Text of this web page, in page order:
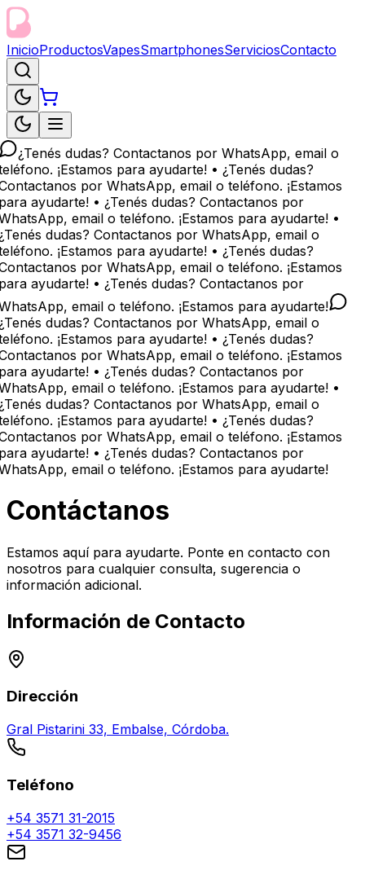
InicioProductosVapesSmartphonesServiciosContacto
¿Tenés dudas? Contactanos por WhatsApp, email o
¡Estamos para ayudarte! • ¿Tenés dudas?
por WhatsApp, email o teléfono. ¡Estamos
ayudarte! • ¿Tenés dudas? Contactanos por
email o teléfono. ¡Estamos para ayudarte! •
dudas? Contactanos por WhatsApp, email o
¡Estamos para ayudarte! • ¿Tenés dudas?
por WhatsApp, email o teléfono. ¡Estamos
ayudarte! • ¿Tenés dudas? Contactanos por
email o teléfono. ¡Estamos para ayudarte!
dudas? Contactanos por WhatsApp, email o
¡Estamos para ayudarte! • ¿Tenés dudas?
por WhatsApp, email o teléfono. ¡Estamos
ayudarte! • ¿Tenés dudas? Contactanos por
email o teléfono. ¡Estamos para ayudarte! •
dudas? Contactanos por WhatsApp, email o
¡Estamos para ayudarte! • ¿Tenés dudas?
por WhatsApp, email o teléfono. ¡Estamos
ayudarte! • ¿Tenés dudas? Contactanos por
email o teléfono. ¡Estamos para ayudarte!
Contáctanos
Estamos aquí para ayudarte. Ponte en contacto con
nosotros para cualquier consulta, sugerencia o
información adicional.
Información de Contacto
Dirección
Gral Pistarini 33, Embalse, Córdoba.
Teléfono
+54 3571 31-2015
+54 3571 32-9456